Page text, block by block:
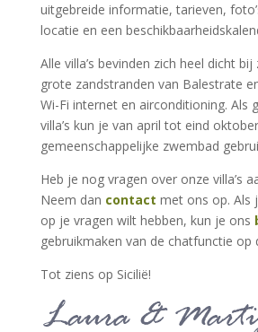
uitgebreide informatie, tarieven,
locatie en een
Alle villa’s bevinden zich heel dicht
grote zandstranden van Balestrate
Wi-Fi internet en airconditioning. Als
villa’s kun je van april tot eind
gemeenschappelijke zwembad
Heb je nog vragen over onze villa’s
Neem dan contact met ons op. Als
op je vragen wilt hebben, kun je ons
gebruikmaken van de chatfunctie op
Tot ziens op Sicilië!